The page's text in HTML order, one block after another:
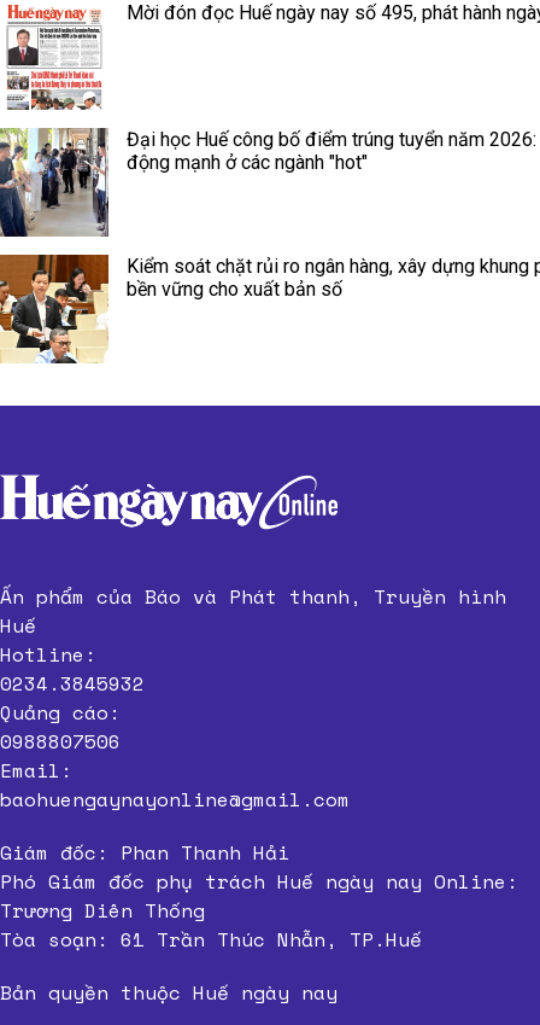
Mời đón đọc Huế ngày nay số 495, phát hành
Đại học Huế công bố điểm trúng tuyển năm 2026:
động mạnh ở các ngành "hot"
Kiểm soát chặt rủi ro ngân hàng, xây dựng khung
bền vững cho xuất bản số
Ấn phẩm của Báo và Phát thanh, Truyền hình
Huế
Hotline:
0234.3845932
Quảng cáo:
0988807506
Email:
baohuengaynayonline@gmail.com
Giám đốc: Phan Thanh Hải
Phó Giám đốc phụ trách Huế ngày nay Online:
Trương Diên Thống
Tòa soạn: 61 Trần Thúc Nhẫn, TP.Huế
Bản quyền thuộc Huế ngày nay